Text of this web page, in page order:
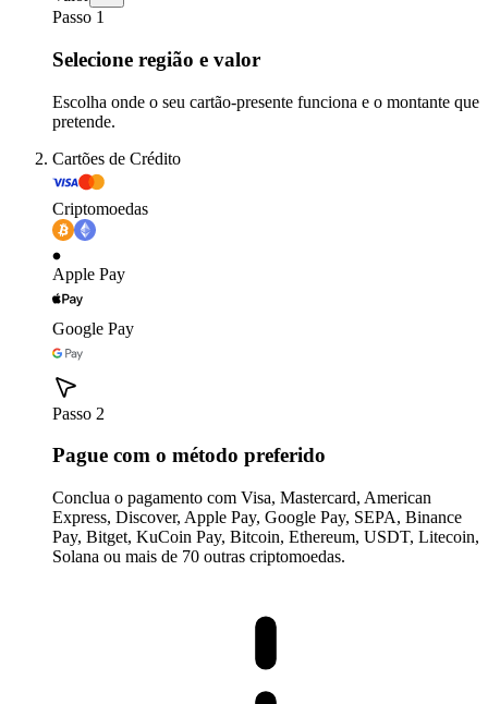
Passo 1
Selecione região e valor
Escolha onde o seu cartão-presente funciona e o montante que
pretende.
Cartões de Crédito
Criptomoedas
Apple Pay
Google Pay
Passo 2
Pague com o método preferido
Conclua o pagamento com Visa, Mastercard, American
Express, Discover, Apple Pay, Google Pay, SEPA, Binance
Pay, Bitget, KuCoin Pay, Bitcoin, Ethereum, USDT, Litecoin,
Solana ou mais de 70 outras criptomoedas.